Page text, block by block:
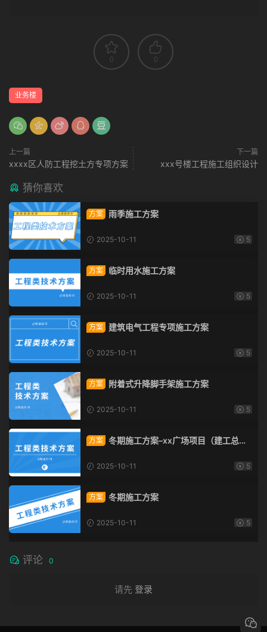
0 0
业务楼
上一篇
xxxx区人防工程挖土方专项方案
下一篇
xxx号楼工程施工组织设计
猜你喜欢
方案 雨季施工方案
2025-10-11 5
方案 临时用水施工方案
2025-10-11 5
方案 建筑电气工程专项施工方案
2025-10-11 5
方案 附着式升降脚手架施工方案
2025-10-11 5
方案 冬期施工方案–xx广场项目（建工总承
2025-10-11 5
方案 冬期施工方案
2025-10-11 5
评论 0
请先 登录